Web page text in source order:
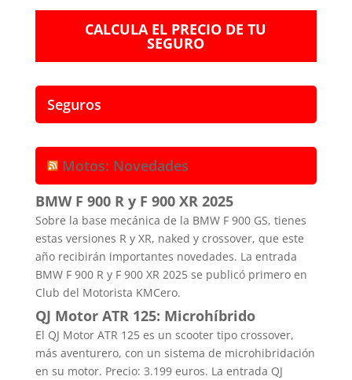
CALCULA EL PRECIO DE TU
SEGURO
Seguros
Motos: Novedades
BMW F 900 R y F 900 XR 2025
Sobre la base mecánica de la BMW F 900 GS, tienes
estas versiones R y XR, naked y crossover, que este
año recibirán importantes novedades. La entrada
BMW F 900 R y F 900 XR 2025 se publicó primero en
Club del Motorista KMCero.
QJ Motor ATR 125: Microhíbrido
El QJ Motor ATR 125 es un scooter tipo crossover,
más aventurero, con un sistema de microhibridación
en su motor. Precio: 3.199 euros. La entrada QJ